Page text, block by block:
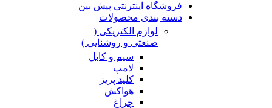
فروشگاه اینترنتی پیش بین
دسته بندی محصولات
لوازم الکتریکی (
صنعتی و روشنایی )
سیم و کابل
لامپ
کلید پریز
هواکش
چراغ